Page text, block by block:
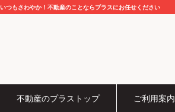
いつもさわやか！不動産のことならプラスにお任せください
不動産のプラストップ ご利用案内